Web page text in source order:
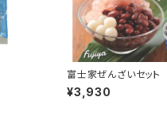
富士家ぜんざいセット
¥3,930